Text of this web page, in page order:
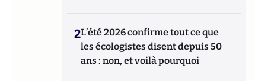
2L’été 2026 confirme tout ce que
les écologistes disent depuis 50
ans : non, et voilà pourquoi